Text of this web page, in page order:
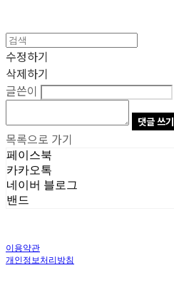
수정하기
삭제하기
글쓴이
댓글 쓰기
목록으로 가기
페이스북
카카오톡
네이버 블로그
밴드
이용약관
개인정보처리방침